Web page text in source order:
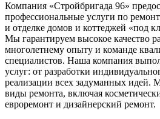
Компания «Стройбригада 96»
профессиональные услуги по
и отделке домов и коттеджей «под
Мы гарантируем высокое качество
многолетнему опыту и команде
специалистов. Наша компания
услуг: от разработки
реализации всех задуманных идей.
виды ремонта, включая
евроремонт и дизайнерский ремонт.